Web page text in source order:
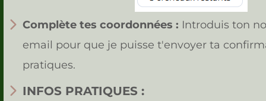
Complète tes coordonnées : Introduis ton
email pour que je puisse t'envoyer ta
pratiques.
INFOS PRATIQUES :